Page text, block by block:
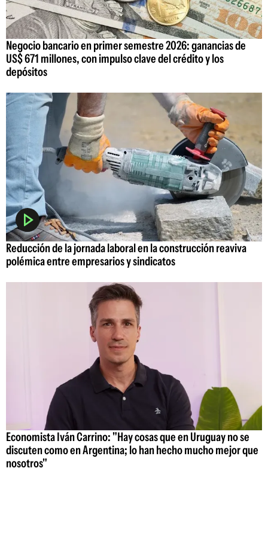
Negocio bancario en primer semestre 2026: ganancias de
US$ 671 millones, con impulso clave del crédito y los
depósitos
Reducción de la jornada laboral en la construcción reaviva
polémica entre empresarios y sindicatos
Economista Iván Carrino: "Hay cosas que en Uruguay no se
discuten como en Argentina; lo han hecho mucho mejor que
nosotros"